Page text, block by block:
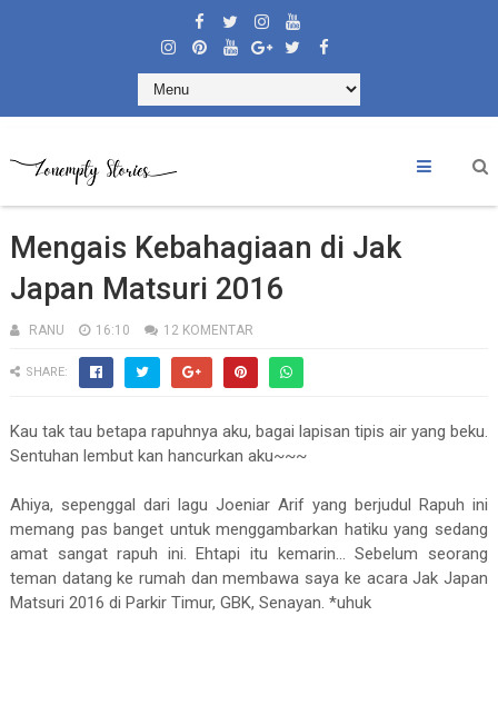
Mengais Kebahagiaan di Jak
Japan Matsuri 2016
RANU 16:10 12 KOMENTAR
SHARE:
Kau tak tau betapa rapuhnya aku, bagai lapisan tipis air yang beku.
Sentuhan lembut kan hancurkan aku~~~
Ahiya, sepenggal dari lagu Joeniar Arif yang berjudul Rapuh ini
memang pas banget untuk menggambarkan hatiku yang sedang
amat sangat rapuh ini. Ehtapi itu kemarin... Sebelum seorang
teman datang ke rumah dan membawa saya ke acara Jak Japan
Matsuri 2016 di Parkir Timur, GBK, Senayan. *uhuk